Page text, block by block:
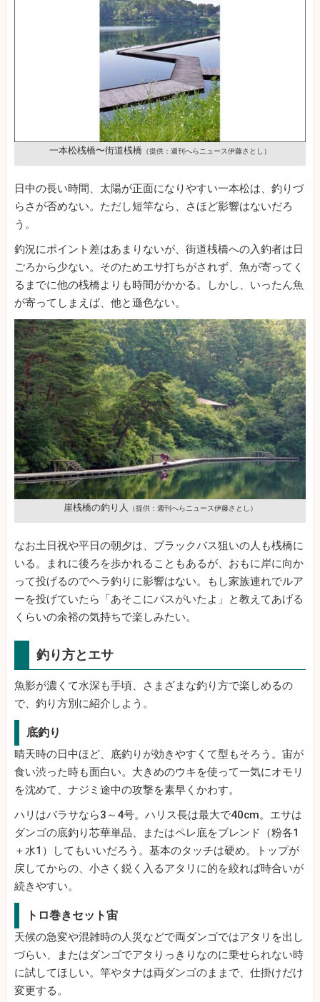
一本松桟橋〜街道桟橋 （提供：週刊へらニュース伊藤さとし）
日中の長い時間、太陽が正面になりやすい一本松は、釣りづ
らさが否めない。ただし短竿なら、さほど影響はないだろ
う。
釣況にポイント差はあまりないが、街道桟橋への入釣者は日
ごろから少ない。そのためエサ打ちがされず、魚が寄ってく
るまでに他の桟橋よりも時間がかかる。しかし、いったん魚
が寄ってしまえば、他と遜色ない。
崖桟橋の釣り人 （提供：週刊へらニュース伊藤さとし）
なお土日祝や平日の朝夕は、ブラックバス狙いの人も桟橋に
いる。まれに後ろを歩かれることもあるが、おもに岸に向か
って投げるのでヘラ釣りに影響はない。もし家族連れでルア
ーを投げていたら「あそこにバスがいたよ」と教えてあげる
くらいの余裕の気持ちで楽しみたい。
釣り方とエサ
魚影が濃くて水深も手頃、さまざまな釣り方で楽しめるの
で、釣り方別に紹介しよう。
底釣り
晴天時の日中ほど、底釣りが効きやすくて型もそろう。宙が
食い渋った時も面白い。大きめのウキを使って一気にオモリ
を沈めて、ナジミ途中の攻撃を素早くかわす。
ハリはバラサなら3～4号。ハリス長は最大で40cm。エサは
ダンゴの底釣り芯華単品、またはペレ底をブレンド（粉各1
＋水1）してもいいだろう。基本のタッチは硬め。トップが
戻してからの、小さく鋭く入るアタリに的を絞れば時合いが
続きやすい。
トロ巻きセット宙
天候の急変や混雑時の人災などで両ダンゴではアタリを出し
づらい、またはダンゴでアタりっきりなのに乗せられない時
に試してほしい。竿やタナは両ダンゴのままで、仕掛けだけ
変更する。